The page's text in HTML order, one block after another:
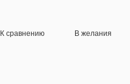
К сравнению В желания